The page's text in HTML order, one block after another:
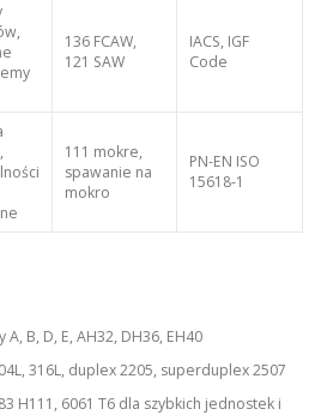
136 FCAW,
121 SAW
IACS, IGF
Code
111 mokre,
spawanie na
mokro
PN-EN ISO
15618-1
B, D, E, AH32, DH36, EH40
316L, duplex 2205, superduplex 2507
H111, 6061 T6 dla szybkich jednostek i